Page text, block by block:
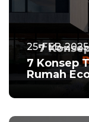
25-FEB-2025
7 Konsep
Rumah